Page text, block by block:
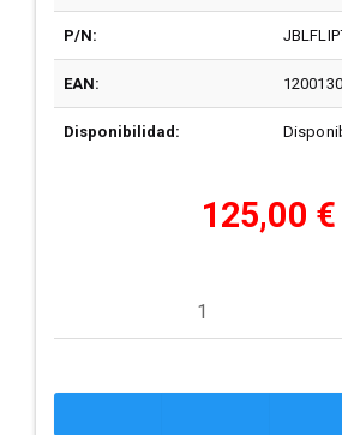
P/N:
EAN:
Disponibilidad:
125,00 €